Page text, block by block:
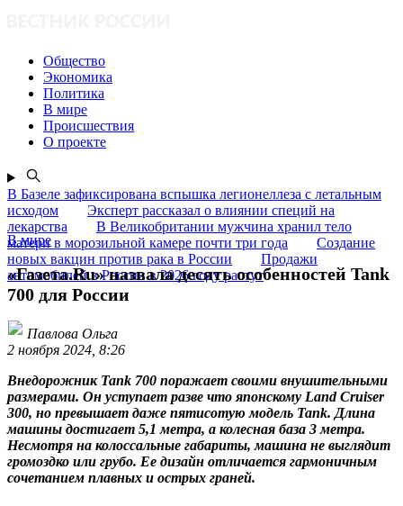
Общество
Экономика
Политика
В мире
Происшествия
О проекте
В Базеле зафиксирована вспышка легионеллеза с летальным
исходом
Эксперт рассказал о влиянии специй на
лекарства
В Великобритании мужчина хранил тело
матери в морозильной камере почти три года
Создание
новых вакцин против рака в России
Продажи
автомобилей в России в 2026 году растут
В мире
«Газета.Ru» назвала десять особенностей Tank
700 для России
Павлова Ольга
2 ноября 2024, 8:26
Внедорожник Tank 700 поражает своими внушительными
размерами. Он уступает разве что японскому Land Cruiser
300, но превышает даже пятисотую модель Tank. Длина
машины достигает 5,1 метра, а колесная база 3 метра.
Несмотря на колоссальные габариты, машина не выглядит
громоздко или грубо. Ее дизайн отличается гармоничным
сочетанием плавных и острых граней.